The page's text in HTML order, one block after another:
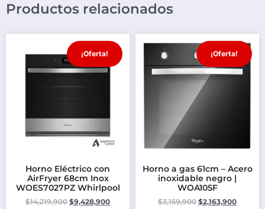
Productos relacionados
¡Oferta!
Horno Eléctrico con
AirFryer 68cm Inox
WOES7027PZ Whirlpool
$14,219,900 $9,428,900
¡Oferta!
Horno a gas 61cm – Acero
inoxidable negro |
WOA105F
$3,159,900 $2,163,900